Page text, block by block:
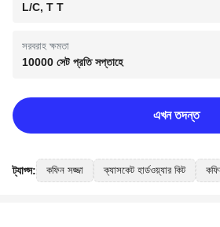
L/C, T T
সরবরাহ ক্ষমতা
10000 সেট প্রতি সপ্তাহে
এখন তদন্ত
ট্যাগ্স: কফিন সজ্জা ক্যাসকেট হার্ডওয়্যার কিট